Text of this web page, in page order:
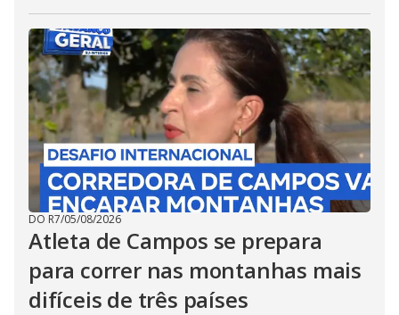
DO R7/05/08/2026
Atleta de Campos se prepara
para correr nas montanhas mais
difíceis de três países